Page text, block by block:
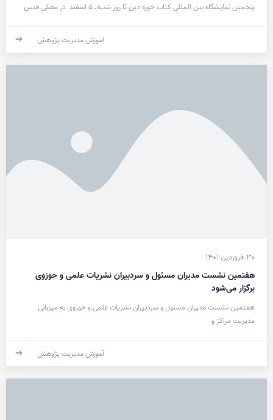
پنجمین نمایشگاه بین المللی کتاب حوزه دین تا روز شنبه، ۵ اسفند در مصلی قدس
آموزش مدیریت پژوهش
۳۰ فروردین ۱۴۰۱
هفتمین نشست مدیران مسئول و سردبیران نشریات علمی و حوزوی
برگزار می‌شود
هفتمین نشست مدیران مسئول و سردبیران نشریات علمی و حوزوی به میزبانی
مدیریت مراکز و
آموزش مدیریت پژوهش